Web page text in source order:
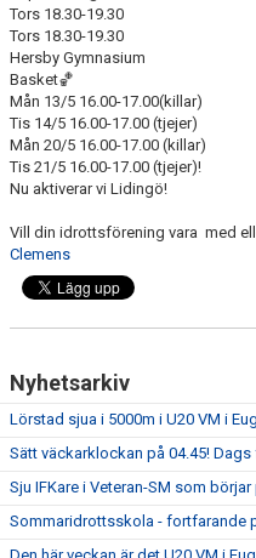
Tors 18.30-19.30
Tors 18.30-19.30
Hersby Gymnasium
Basket🏀
Mån 13/5 16.00-17.00(killar)
Tis 14/5 16.00-17.00 (tjejer)
Mån 20/5 16.00-17.00 (killar)
Tis 21/5 16.00-17.00 (tjejer)!
Nu aktiverar vi Lidingö!
Vill din idrottsförening vara med
Clemens
Nyhetsarkiv
Lörstad sjua i 5000m i U20 VM i
Sätt väckarklockan på 04.45!
Sju IFKare i Veteran-SM som
Sommaridrottsskola - fortfarande